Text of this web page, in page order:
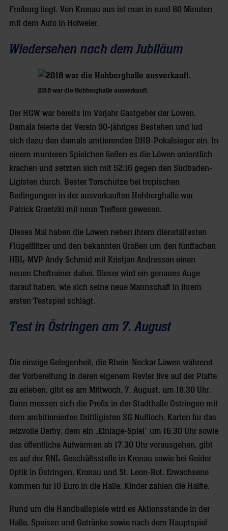
Freiburg liegt. Von Kronau aus ist man in rund 80 Minuten
mit dem Auto in Hofweier.
Wiedersehen nach dem Jubiläum
2018 war die Hohberghalle ausverkauft.
Der HGW war bereits im Vorjahr Gastgeber der Löwen.
Damals feierte der Verein 90-jähriges Bestehen und lud
sich dazu den damals amtierenden DHB-Pokalsieger ein. In
einem munteren Spielchen ließen es die Löwen ordentlich
krachen und setzten sich mit 52:16 gegen den Südbaden-
Ligisten durch. Bester Torschütze bei tropischen
Bedingungen in der ausverkauften Hohberghalle war
Patrick Groetzki mit neun Treffern gewesen.
Dieses Mal haben die Löwen neben ihrem dienstältesten
Flügelflitzer und den bekannten Größen um den fünffachen
HBL-MVP Andy Schmid mit Kristjan Andresson einen
neuen Cheftrainer dabei. Dieser wird ein genaues Auge
darauf haben, wie sich seine neue Mannschaft in ihrem
ersten Testspiel schlägt.
Test in Östringen am 7. August
Die einzige Gelegenheit, die Rhein-Neckar Löwen während
der Vorbereitung in deren eigenem Revier live auf der Platte
zu erleben, gibt es am Mittwoch, 7. August, um 18.30 Uhr.
Dann messen sich die Profis in der Stadthalle Östringen mit
dem ambitionierten Drittligisten SG Nußloch. Karten für das
reizvolle Derby, dem ein „Einlage-Spiel“ um 16.30 Uhr sowie
das öffentliche Aufwärmen ab 17.30 Uhr vorausgehen, gibt
es auf der RNL-Geschäftsstelle in Kronau sowie bei Geider
Optik in Östringen, Kronau und St. Leon-Rot. Erwachsene
kommen für 10 Euro in die Halle, Kinder zahlen die Hälfte.
Rund um die Handballspiele wird es Aktionsstände in der
Halle, Speisen und Getränke sowie nach dem Hauptspiel